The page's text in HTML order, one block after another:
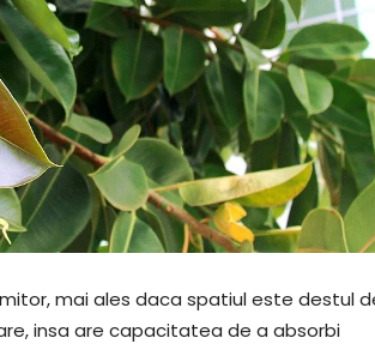
mai ales daca spatiul este destul
insa are capacitatea de a absorbi